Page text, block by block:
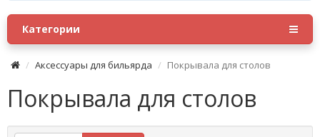
Категории
Аксессуары для бильярда Покрывала для столов
Покрывала для столов